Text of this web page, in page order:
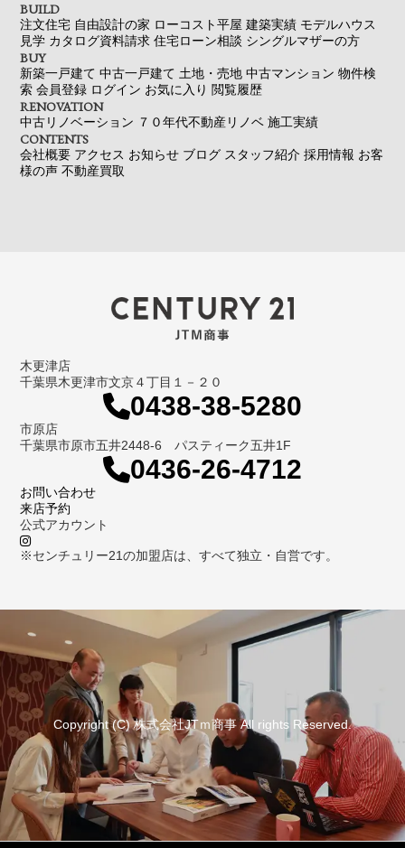
BUILD
注文住宅 自由設計の家 ローコスト平屋 建築実績 モデルハウス
見学 カタログ資料請求 住宅ローン相談 シングルマザーの方
BUY
新築一戸建て 中古一戸建て 土地・売地 中古マンション 物件検
索 会員登録 ログイン お気に入り 閲覧履歴
RENOVATION
中古リノベーション ７０年代不動産リノベ 施工実績
CONTENTS
会社概要 アクセス お知らせ ブログ スタッフ紹介 採用情報 お客
様の声 不動産買取
木更津店
千葉県木更津市文京４丁目１－２０
0438-38-5280
市原店
千葉県市原市五井2448-6 パスティーク五井1F
0436-26-4712
お問い合わせ
来店予約
公式アカウント
※センチュリー21の加盟店は、すべて独立・自営です。
Copyright (C) 株式会社JTｍ商事 All rights Reserved.